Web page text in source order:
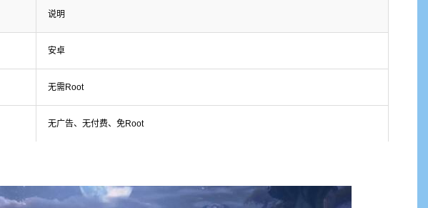
说明
安卓
无需Root
无广告、无付费、免Root